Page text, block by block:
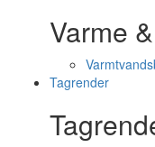
Varme
Tagrender